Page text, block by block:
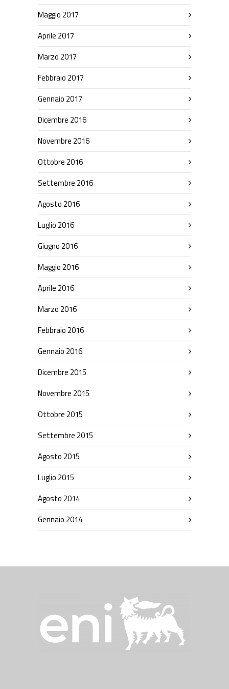
Maggio 2017
Aprile 2017
Marzo 2017
Febbraio 2017
Gennaio 2017
Dicembre 2016
Novembre 2016
Ottobre 2016
Settembre 2016
Agosto 2016
Luglio 2016
Giugno 2016
Maggio 2016
Aprile 2016
Marzo 2016
Febbraio 2016
Gennaio 2016
Dicembre 2015
Novembre 2015
Ottobre 2015
Settembre 2015
Agosto 2015
Luglio 2015
Agosto 2014
Gennaio 2014